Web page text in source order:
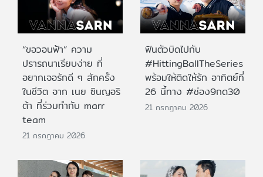
“ขอวอนฟ้า” ความ
ปรารถนาเรียบง่าย ที่
อยากเจอรักดี ๆ สักครั้ง
ในชีวิต จาก เนย ซินญอริ
ต้า ที่ร่วมทำกับ marr
team
21 กรกฎาคม 2026
ฟินตัวบิดไปกับ
#HittingBallTheSeries
พร้อมให้ติดให้รัก อาทิตย์ที่
26 นี้ทาง #ช่อง9กด30
21 กรกฎาคม 2026